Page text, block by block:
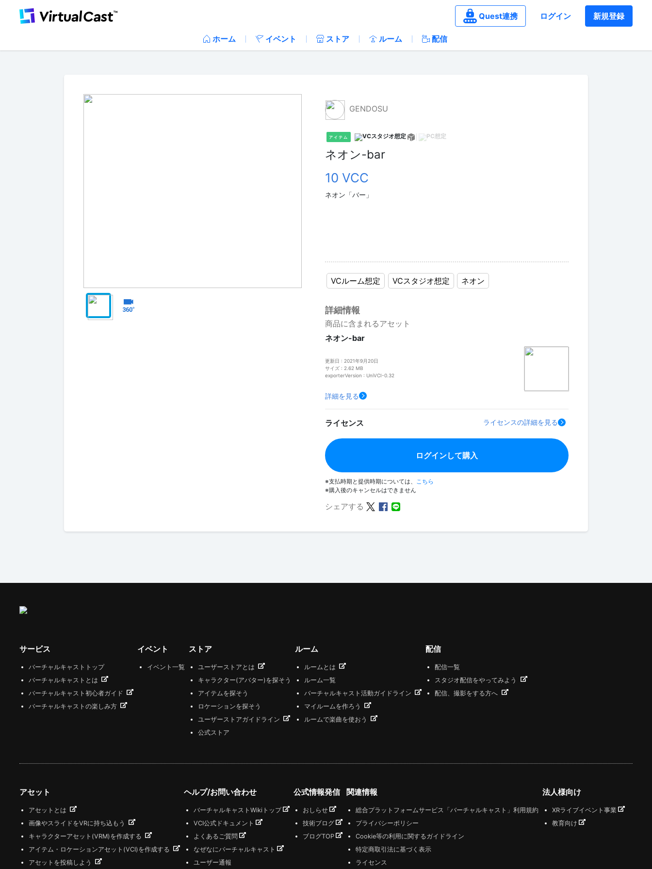
Quest連携 ログイン 新規登録
ホーム イベント ストア ルーム 配信
GENDOSU
アイテム
ネオン-bar
10 VCC
ネオン「バー」
VCルーム想定 VCスタジオ想定 ネオン
詳細情報
商品に含まれるアセット
ネオン-bar
更新日 : 2021年9月20日
サイズ : 2.62 MB
exporterVersion : UniVCI-0.32
詳細を見る
ライセンス ライセンスの詳細を見る
ログインして購入
※支払時期と提供時期については、 こちら
※購入後のキャンセルはできません
シェアする
サービス
バーチャルキャストトップ
バーチャルキャストとは
バーチャルキャスト初心者ガイド
バーチャルキャストの楽しみ方
イベント
イベント一覧
ストア
ユーザーストアとは
キャラクター(アバター)を探そう
アイテムを探そう
ロケーションを探そう
ユーザーストアガイドライン
公式ストア
ルーム
ルームとは
ルーム一覧
バーチャルキャスト活動ガイドライン
マイルームを作ろう
ルームで楽曲を使おう
配信
配信一覧
スタジオ配信をやってみよう
配信、撮影をする方へ
アセット
アセットとは
画像やスライドをVRに持ち込もう
キャラクターアセット(VRM)を作成する
アイテム・ロケーションアセット(VCI)を作成する
アセットを投稿しよう
ヘルプ/お問い合わせ
バーチャルキャストWikiトップ
VCI公式ドキュメント
よくあるご質問
なぜなにバーチャルキャスト
ユーザー通報
公式情報発信
おしらせ
技術ブログ
ブログTOP
関連情報
総合プラットフォームサービス「バーチャルキャスト」利用規約
プライバシーポリシー
Cookie等の利用に関するガイドライン
特定商取引法に基づく表示
ライセンス
法人様向け
XRライブイベント事業
教育向け